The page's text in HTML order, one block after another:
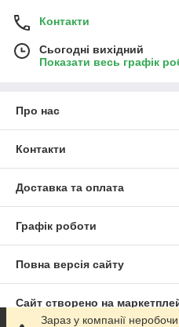
Контакти
Сьогодні вихідний
Показати весь графік
Про нас
Контакти
Доставка та оплата
Графік роботи
Повна версія сайту
Сайт створено на
Зараз у компанії